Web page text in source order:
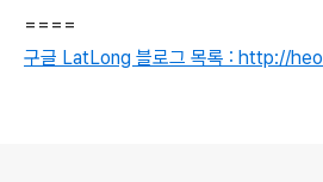
====
구글 LatLong 블로그 목록 : http://